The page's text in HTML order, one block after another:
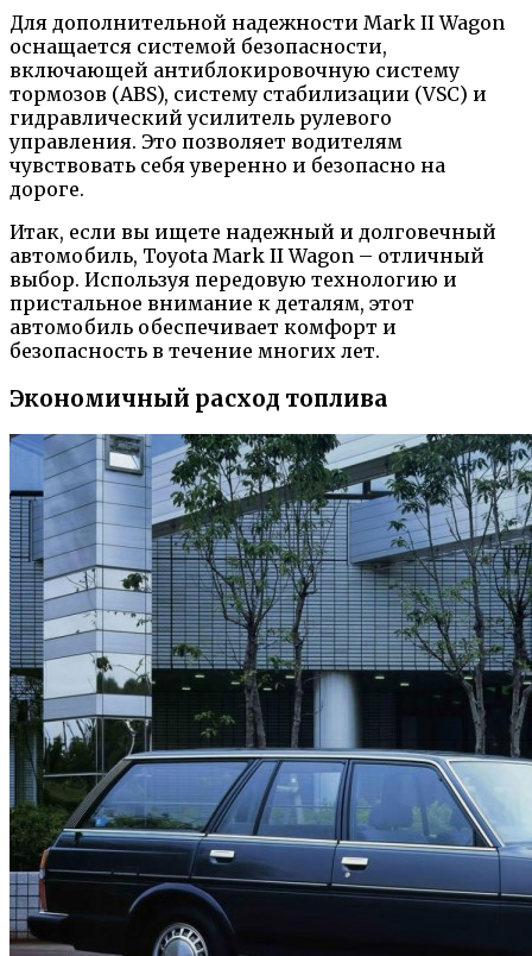
Для дополнительной надежности Mark II Wagon
оснащается системой безопасности,
включающей антиблокировочную систему
тормозов (ABS), систему стабилизации (VSC) и
гидравлический усилитель рулевого
управления. Это позволяет водителям
чувствовать себя уверенно и безопасно на
дороге.
Итак, если вы ищете надежный и долговечный
автомобиль, Toyota Mark II Wagon – отличный
выбор. Используя передовую технологию и
пристальное внимание к деталям, этот
автомобиль обеспечивает комфорт и
безопасность в течение многих лет.
Экономичный расход топлива